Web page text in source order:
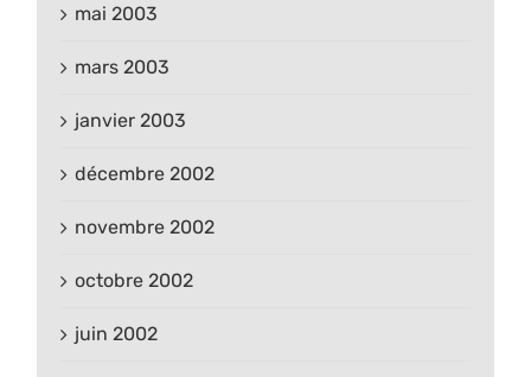
mai 2003
mars 2003
janvier 2003
décembre 2002
novembre 2002
octobre 2002
juin 2002